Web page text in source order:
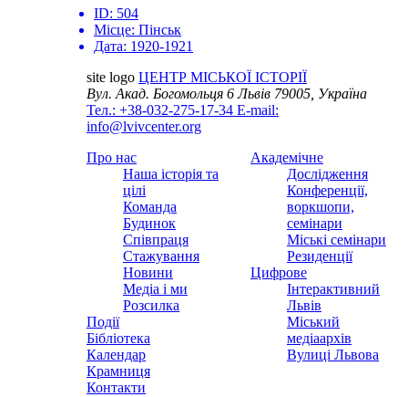
ID: 504
Місце: Пінськ
Дата: 1920-1921
site logo ЦЕНТР МІСЬКОЇ ІСТОРІЇ
Вул. Акад. Богомольця 6Львів 79005, Україна
Тел.: +38-032-275-17-34 E-mail:
info@lvivcenter.org
Про нас
Наша історія та
цілі
Команда
Будинок
Співпраця
Стажування
Новини
Медіа і ми
Розсилка
Події
Бібліотека
Календар
Крамниця
Контакти
Академічне
Дослідження
Конференції,
воркшопи,
семінари
Міські семінари
Резиденції
Цифрове
Інтерактивний
Львів
Міський
медіаархів
Вулиці Львова